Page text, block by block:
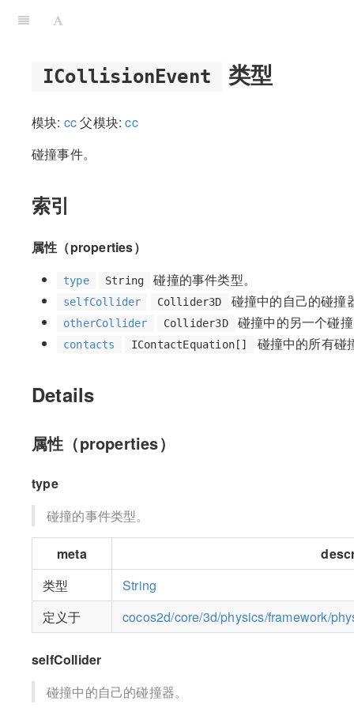
ICollisionEvent 类型
模块: cc父模块:cc
碰撞事件。
索引
属性（properties）
type String 碰撞的事件类型。
selfCollider Collider3D 碰撞中的自己的碰撞
otherCollider Collider3D 碰撞中的另一个碰
contacts IContactEquation[] 碰撞中的所有碰
Details
属性（properties）
type
碰撞的事件类型。
meta
类型
String
定义于
cocos2d/core/3d/physics/framework/
selfCollider
碰撞中的自己的碰撞器。